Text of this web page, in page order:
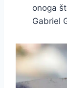
onoga
Gabriel